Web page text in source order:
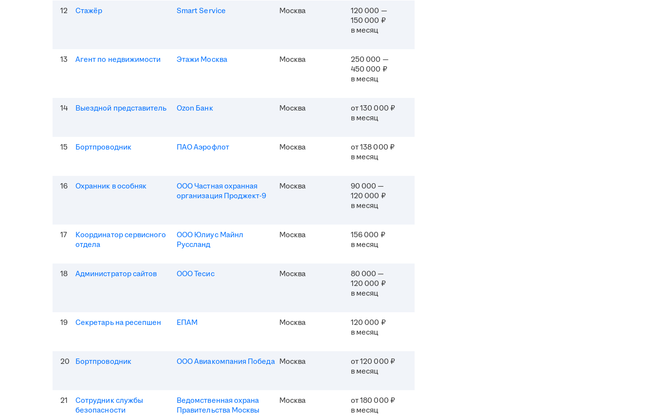
12 Стажёр Smart Service Москва
120 000 —
150 000 ₽
в месяц
13 Агент по недвижимости Этажи Москва Москва
250 000 —
450 000 ₽
в месяц
14 Выездной представитель Ozon Банк Москва
от 130 000 ₽
в месяц
15 Бортпроводник ПАО Аэрофлот Москва
от 138 000 ₽
в месяц
16 Охранник в особняк
ООО Частная охранная
организация Проджект-9
Москва
90 000 —
120 000 ₽
в месяц
17
Координатор сервисного
отдела
ООО Юлиус Майнл
Руссланд
Москва
156 000 ₽
в месяц
18 Администратор сайтов ООО Тесис Москва
80 000 —
120 000 ₽
в месяц
19 Секретарь на ресепшен ЕПАМ Москва
120 000 ₽
в месяц
20 Бортпроводник ООО Авиакомпания Победа Москва
от 120 000 ₽
в месяц
21
Сотрудник службы
безопасности
Ведомственная охрана
Правительства Москвы
Москва
от 180 000 ₽
в месяц